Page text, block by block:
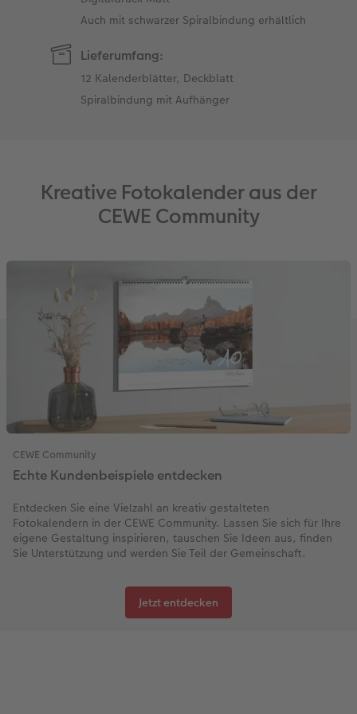
Auch mit schwarzer Spiralbindung erhältlich
Lieferumfang:
12 Kalenderblätter, Deckblatt
Spiralbindung mit Aufhänger
Kreative Fotokalender aus der
CEWE Community
CEWE Community
Echte Kundenbeispiele entdecken
Entdecken Sie eine Vielzahl an kreativ gestalteten
Fotokalendern in der CEWE Community. Lassen Sie sich für Ihre
eigene Gestaltung inspirieren, tauschen Sie Ideen aus, finden
Sie Unterstützung und werden Sie Teil der Gemeinschaft.
Jetzt entdecken